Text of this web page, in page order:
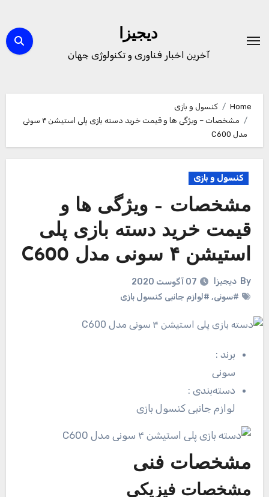
content
دیجیزا
آخرین اخبار فناوری و تکنولوژی جهان
Home
کنسول و بازی
مشخصات – ویژگی ها و قیمت خرید دسته بازی پلی استیشن ۴ سونی
مدل C600
کنسول و بازی
مشخصات – ویژگی ها و
قیمت خرید دسته بازی پلی
استیشن ۴ سونی مدل C600
By دیجیزا
07 آگوست 2020
#سونی, #لوازم جانبی کنسول بازی
برند:
سونی
دسته‌بندی:
لوازم جانبی کنسول بازی
مشخصات فنی
مشخصات فیزیکی